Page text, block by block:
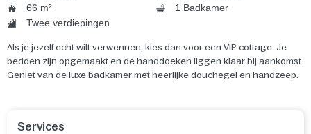
66 m²
1 Badkamer
Twee verdiepingen
Als je jezelf echt wilt verwennen, kies dan voor een VIP cottage. Je
bedden zijn opgemaakt en de handdoeken liggen klaar bij aankomst.
Geniet van de luxe badkamer met heerlijke douchegel en handzeep.
Services